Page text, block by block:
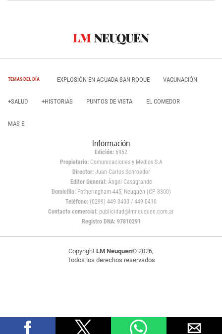
TEMAS DEL DÍA EXPLOSIÓN EN AGUADA SAN ROQUE VACUNACIÓN
+SALUD +HISTORIAS PUNTOS DE VISTA EL COMEDOR
MAS E
Información
Edición: 6952
Propietario:Comunicaciones y Medios S.A
Director: Juan Carlos Schroeder
Editor General:Ángel Casagrande
Domicilio:Fotheringham 445, Neuquén (CP 8300)
Teléfono: (0299) 449 0400 / 449 0410
Contacto comercial: publicidad@lmneuquen.com.ar
Registro DNA: 97810291
Copyright LM Neuquen© 2026,
Todos los derechos reservados